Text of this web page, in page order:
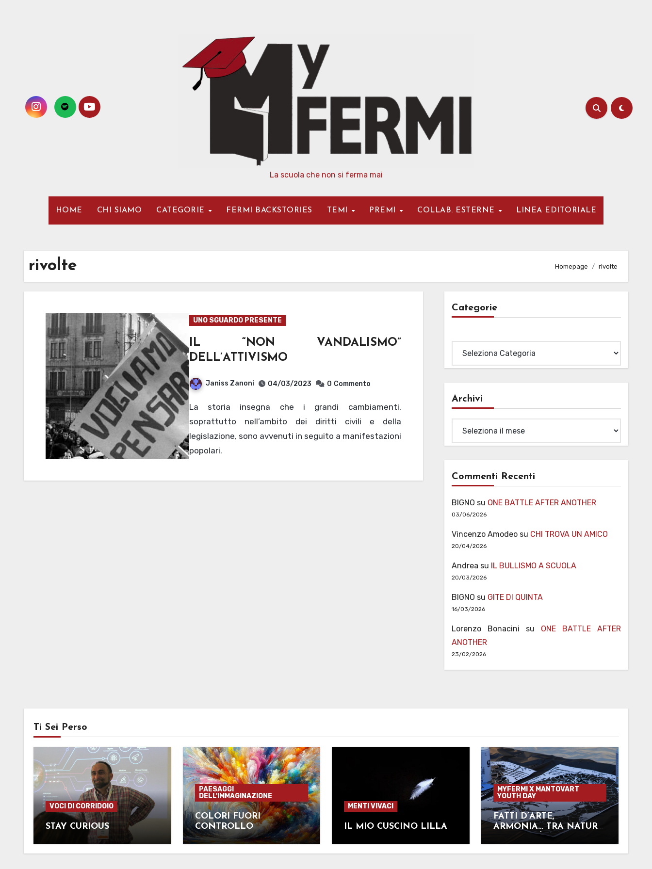
La scuola che non si ferma mai
HOME CHI SIAMO CATEGORIE FERMI BACKSTORIES TEMI PREMI COLLAB. ESTERNE LINEA EDITORIALE
rivolte Homepage rivolte
UNO SGUARDO PRESENTE
IL “NON VANDALISMO”
DELL’ATTIVISMO
Janiss Zanoni 04/03/2023 0 Commento
La storia insegna che i grandi cambiamenti,
soprattutto nell’ambito dei diritti civili e della
legislazione, sono avvenuti in seguito a manifestazioni
popolari.
Categorie
Archivi
Commenti Recenti
BIGNO su ONE BATTLE AFTER ANOTHER
03/06/2026
Vincenzo Amodeosu CHI TROVA UN AMICO
20/04/2026
Andrea su IL BULLISMO A SCUOLA
20/03/2026
BIGNO su GITE DI QUINTA
16/03/2026
Lorenzo Bonacini su ONE BATTLE AFTER
ANOTHER
23/02/2026
Ti Sei Perso
VOCI DI CORRIDOIO
STAY CURIOUS
PAESAGGI
DELL'IMMAGINAZIONE
COLORI FUORI
CONTROLLO
MENTI VIVACI
IL MIO CUSCINO LILLA
MYFERMI X MANTOVART
YOUTH DAY
FATTI D’ARTE,
ARMONIA… TRA NATURA
E UMANITÀ